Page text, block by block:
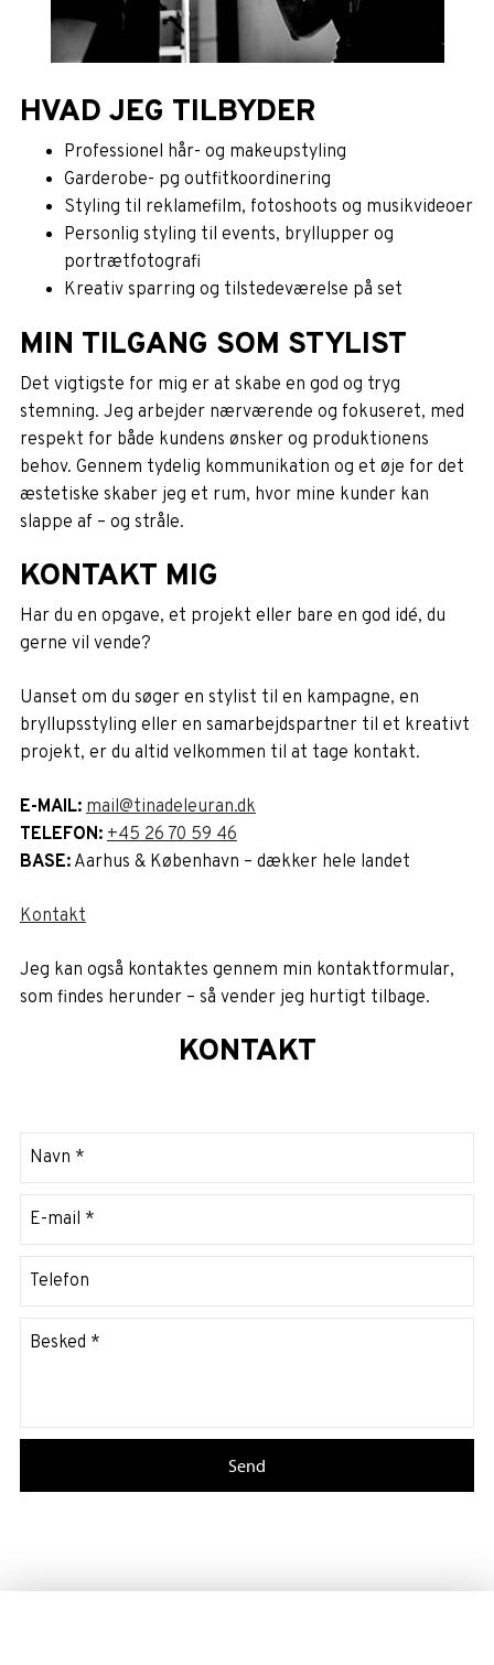
HVAD JEG TILBYDER
Professionel hår- og makeupstyling
Garderobe- pg outfitkoordinering
Styling til reklamefilm, fotoshoots og musikvideoer
Personlig styling til events, bryllupper og
portrætfotografi
Kreativ sparring og tilstedeværelse på set
MIN TILGANG SOM STYLIST
Det vigtigste for mig er at skabe en god og tryg
stemning. Jeg arbejder nærværende og fokuseret, med
respekt for både kundens ønsker og produktionens
behov. Gennem tydelig kommunikation og et øje for det
æstetiske skaber jeg et rum, hvor mine kunder kan
slappe af – og stråle.
KONTAKT MIG
Har du en opgave, et projekt eller bare en god idé, du
gerne vil vende?
Uanset om du søger en stylist til en kampagne, en
bryllupsstyling eller en samarbejdspartner til et kreativt
projekt, er du altid velkommen til at tage kontakt.
E-MAIL: mail@tinadeleuran.dk
TELEFON: +45 26 70 59 46
BASE:Aarhus & København – dækker hele landet
Kontakt
Jeg kan også kontaktes gennem min kontaktformular,
som findes herunder – så vender jeg hurtigt tilbage.
KONTAKT